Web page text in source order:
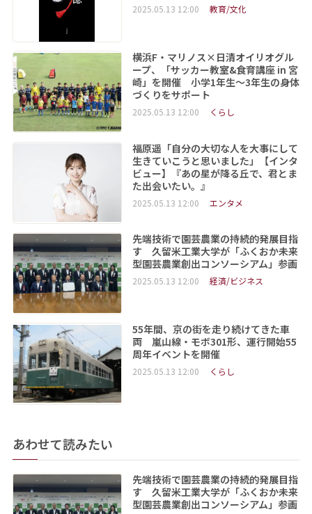
2025.05.13 12:00 教育/文化
横浜F・マリノス×日清オイリオグル
ープ、「サッカー教室&食育講座 in 宮
崎」を開催 小学1年生～3年生の身体
づくりをサポート
2025.05.13 12:00 くらし
福原遥「自分の大切な人を大事にして
生きていこうと思いました」【インタ
ビュー】『あの星が降る丘で、君とま
た出会いたい。』
2025.05.13 12:00 エンタメ
先端技術で園芸農業の持続的発展目指
す 久留米工業大学が「ふくおか未来
型園芸農業創出コンソーシアム」参画
2025.05.13 12:00 経済/ビジネス
55年間、京の街を走り続けてきた車
両 嵐山線・モボ301形、運行開始55
周年イベントを開催
2025.05.13 12:00 くらし
あわせて読みたい
先端技術で園芸農業の持続的発展目指
す 久留米工業大学が「ふくおか未来
型園芸農業創出コンソーシアム」参画